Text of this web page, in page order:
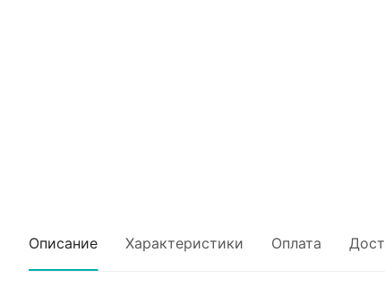
Описание Характеристики Оплата